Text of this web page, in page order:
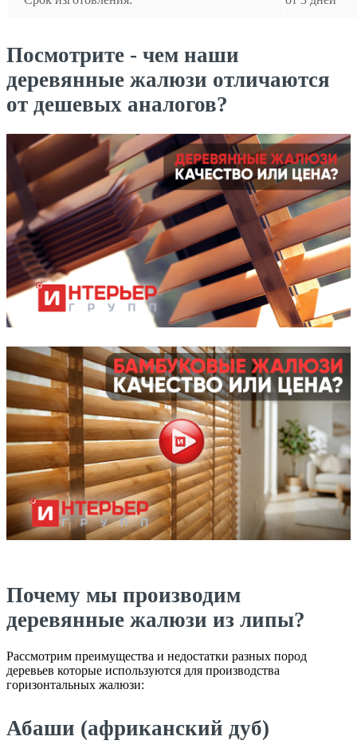
Посмотрите - чем наши
деревянные жалюзи отличаются
от дешевых аналогов?
Почему мы производим
деревянные жалюзи из липы?
Рассмотрим преимущества и недостатки разных пород
деревьев которые используются для производства
горизонтальных жалюзи:
Абаши (африканский дуб)